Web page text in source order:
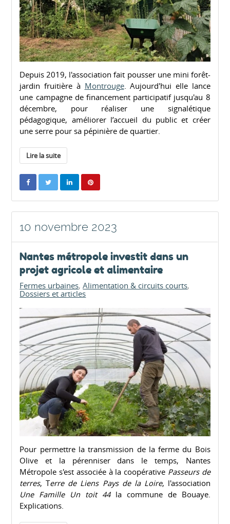
Depuis 2019, l'association fait pousser une mini forêt-
jardin fruitière à Montrouge. Aujourd'hui elle lance
une campagne de financement participatif jusqu'au 8
décembre, pour réaliser une signalétique
pédagogique, améliorer l’accueil du public et créer
une serre pour sa pépinière de quartier.
Lire la suite
10 novembre 2023
Nantes métropole investit dans un
projet agricole et alimentaire
Fermes urbaines Alimentation & circuits courts
Dossiers et articles
Pour permettre la transmission de la ferme du Bois
Olive et la pérenniser dans le temps, Nantes
Métropole s'est associée à la coopérative Passeurs de
terres, Terre de Liens Pays de la Loire, l'association
Une Famille Un toit 44la commune de Bouaye.
Explications.